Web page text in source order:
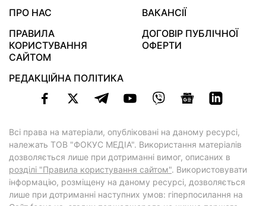
ПРО НАС
ВАКАНСІЇ
ПРАВИЛА
КОРИСТУВАННЯ
САЙТОМ
ДОГОВІР ПУБЛІЧНОЇ
ОФЕРТИ
РЕДАКЦІЙНА ПОЛІТИКА
Всі права на матеріали, опубліковані на даному ресурсі,
належать ТОВ "ФОКУС МЕДІА". Використання матеріалів
дозволяється лише при дотриманні вимог, описаних в
розділі "Правила користування сайтом". Використовувати
інформацію, розміщену на даному ресурсі, дозволяється
лише при дотриманні наступних умов: гіперпосилання на